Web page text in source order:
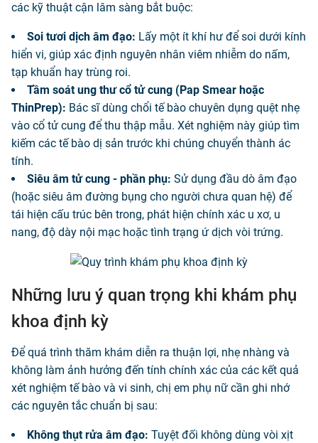
các kỹ thuật cận lâm sàng bắt buộc:
Soi tươi dịch âm đạo: Lấy một ít khí hư để soi dưới kính
hiển vi, giúp xác định nguyên nhân viêm nhiễm do nấm,
tạp khuẩn hay trùng roi.
Tầm soát ung thư cổ tử cung (Pap Smear hoặc
ThinPrep): Bác sĩ dùng chổi tế bào chuyên dụng quệt nhẹ
vào cổ tử cung để thu thập mẫu. Xét nghiệm này giúp tìm
kiếm các tế bào dị sản trước khi chúng chuyển thành ác
tính.
Siêu âm tử cung - phần phụ: Sử dụng đầu dò âm đạo
(hoặc siêu âm đường bụng cho người chưa quan hệ) để
tái hiện cấu trúc bên trong, phát hiện chính xác u xơ, u
nang, độ dày nội mạc hoặc tình trạng ứ dịch vòi trứng.
Những lưu ý quan trọng khi khám phụ
khoa định kỳ
Để quá trình thăm khám diễn ra thuận lợi, nhẹ nhàng và
không làm ảnh hưởng đến tính chính xác của các kết quả
xét nghiệm tế bào và vi sinh, chị em phụ nữ cần ghi nhớ
các nguyên tắc chuẩn bị sau:
Không thụt rửa âm đạo: Tuyệt đối không dùng vòi xịt